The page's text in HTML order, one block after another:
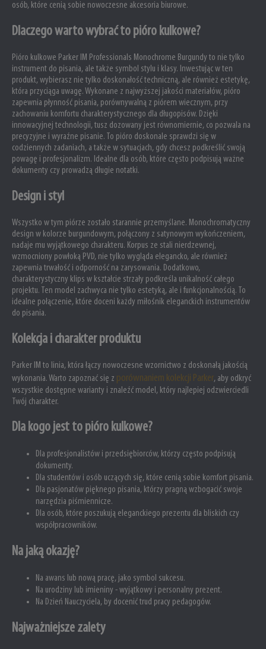
osób, które cenią sobie nowoczesne akcesoria biurowe.
Dlaczego warto wybrać to pióro kulkowe?
Pióro kulkowe Parker IM Professionals Monochrome Burgundy to nie tylko
instrument do pisania, ale także symbol stylu i klasy. Inwestując w ten
produkt, wybierasz nie tylko doskonałość techniczną, ale również estetykę,
która przyciąga uwagę. Wykonane z najwyższej jakości materiałów, pióro
zapewnia płynność pisania, porównywalną z piórem wiecznym, przy
zachowaniu komfortu charakterystycznego dla długopisów. Dzięki
innowacyjnej technologii, tusz dozowany jest równomiernie, co pozwala na
precyzyjne i wyraźne pisanie. To pióro doskonale sprawdzi się w
codziennych zadaniach, a także w sytuacjach, gdy chcesz podkreślić swoją
powagę i profesjonalizm. Idealne dla osób, które często podpisują ważne
dokumenty czy prowadzą długie notatki.
Design i styl
Wszystko w tym piórze zostało starannie przemyślane. Monochromatyczny
design w kolorze burgundowym, połączony z satynowym wykończeniem,
nadaje mu wyjątkowego charakteru. Korpus ze stali nierdzewnej,
wzmocniony powłoką PVD, nie tylko wygląda elegancko, ale również
zapewnia trwałość i odporność na zarysowania. Dodatkowo,
charakterystyczny klips w kształcie strzały podkreśla unikalność całego
projektu. Ten model zachwyca nie tylko estetyką, ale i funkcjonalnością. To
idealne połączenie, które doceni każdy miłośnik eleganckich instrumentów
do pisania.
Kolekcja i charakter produktu
Parker IM to linia, która łączy nowoczesne wzornictwo z doskonałą jakością
wykonania. Warto zapoznać się z porównaniem kolekcji Parker, aby odkryć
wszystkie dostępne warianty i znaleźć model, który najlepiej odzwierciedli
Twój charakter.
Dla kogo jest to pióro kulkowe?
Dla profesjonalistów i przedsiębiorców, którzy często podpisują
dokumenty.
Dla studentów i osób uczących się, które cenią sobie komfort pisania.
Dla pasjonatów pięknego pisania, którzy pragną wzbogacić swoje
narzędzia piśmiennicze.
Dla osób, które poszukują eleganckiego prezentu dla bliskich czy
współpracowników.
Na jaką okazję?
Na awans lub nową pracę, jako symbol sukcesu.
Na urodziny lub imieniny - wyjątkowy i personalny prezent.
Na Dzień Nauczyciela, by docenić trud pracy pedagogów.
Najważniejsze zalety